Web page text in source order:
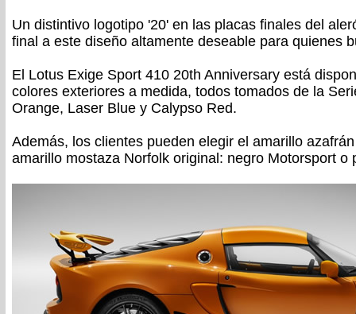
Un distintivo logotipo '20' en las placas finales del
final a este diseño altamente deseable para quienes
El Lotus Exige Sport 410 20th Anniversary está
colores exteriores a medida, todos tomados de la
Orange, Laser Blue y Calypso Red.
Además, los clientes pueden elegir el amarillo
amarillo mostaza Norfolk original: negro Motorsport o